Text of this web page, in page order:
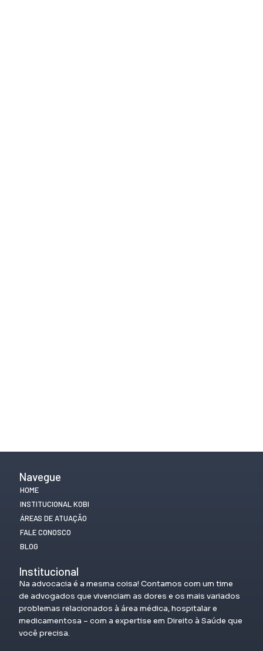
Navegue
HOME
INSTITUCIONAL KOBI
ÁREAS DE ATUAÇÃO
FALE CONOSCO
BLOG
Institucional
Na advocacia é a mesma coisa! Contamos com um time
de advogados que vivenciam as dores e os mais variados
problemas relacionados à área médica, hospitalar e
medicamentosa – com a expertise em Direito à Saúde que
você precisa.